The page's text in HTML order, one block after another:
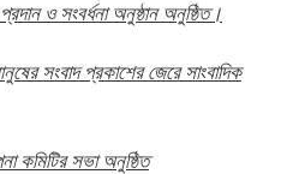
প্রদান ও সংবর্ধনা অনুষ্ঠান অনুষ্ঠিত।
সংবাদ প্রকাশের জেরে সাংবাদিক
কমিটির সভা অনুষ্ঠিত